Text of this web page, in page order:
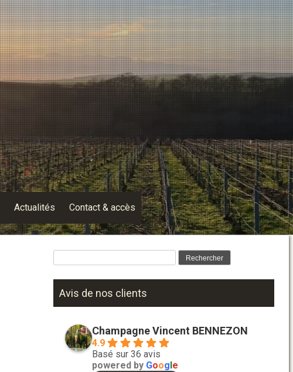
Actualités Contact & accès
Avis de nos clients
Champagne Vincent BENNEZON
4.9
Basé sur 36 avis
powered by Goog e